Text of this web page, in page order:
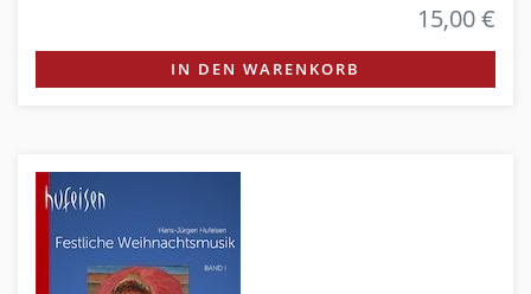
15,00 €
IN DEN WARENKORB